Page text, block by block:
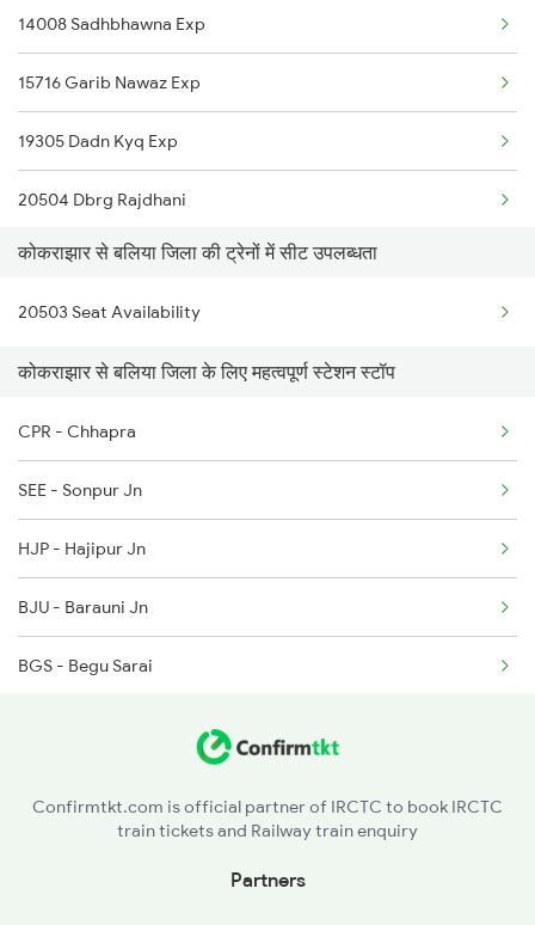
2507 Tvc Scl Express
2508 Scl Tvc Special
2509 Bnc Ghy Exp
2510 Ghy Bnc Express
2515 Cbe Scl Sf Spl
2516 Scl Cbe Special
3175 Sdah Scl Spl
3176 Scl Sdah Special
14008 Sadhbhawna Exp
15716 Garib Nawaz Exp
19305 Dadn Kyq Exp
20504 Dbrg Rajdhani
15084 Fbd Cpr Express
15054 Ljn Cpr Express
1062 Jyg Ltt Spl
2503 Dbrg Ndls Raj
2504 Ndls Dbrgraj Spl
2505 Dbrg Ndls Raj
2506 Dbrg Rjdhni Spl
2561 Jyg Ndls Spl
कोकराझार से बलिया जिला की ट्रेनों में सीट उपलब्धता
20503 Seat Availability
कोकराझार से बलिया जिला के लिए महत्वपूर्ण स्टेशन स्टॉप
CPR - Chhapra
SEE - Sonpur Jn
HJP - Hajipur Jn
BJU - Barauni Jn
BGS - Begu Sarai
NNA - Naugachia
Confirmtkt.com is official partner of IRCTC to book IRCTC
train tickets and Railway train enquiry
Partners